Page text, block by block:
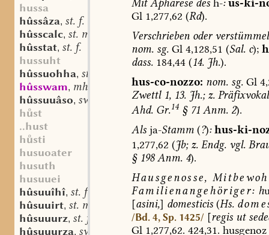
hussa
hûssâza, st. f.
hûsscalc, st. m.
hûsstat, st. f.
hussuht
hûssuohha, st. f.
hûsswam, mhd. st. m.
hûssuuâso, sw. m.
hst
..hust
hsti
husuoater
husuth
husuuei
hûsuuîhî, st. f.
hûsuuirt, st. m.
hûsuuurz, st. f.
hûsuuurza, sw. f.
MitAphäresedesh-: us-ki-
Gl1,277,62 (Rd).
Verschriebenoder
nom.sg. Gl4,128,51 (Sal.c);
dass.184,44(14.Jh.).
hus-co-nozzo: nom.sg.Gl
Zwettl1, 13.Jh.;z.Präfixvokal
Ahd.Gr.14 §71 Anm.2).
Alsja-Stamm(?): hus-ki-
1,277,62 (Jb; z.Endg.vgl.
§198Anm.4).
Hausgenosse,
Familienangehöriger: h
[asini,] domesticis(Hs.
/Bd. 4, Sp. 1425/ [regisut
Gl1,277,62. 424,31. husgenoz